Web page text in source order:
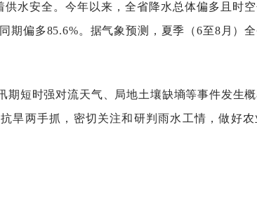
水安全。今年以来，全省降水总体偏多且时
期偏多85.6%。据气象预测，夏季（6至8月）
短时强对流天气、局地土壤缺墒等事件发生
旱两手抓，密切关注和研判雨水工情，做好农